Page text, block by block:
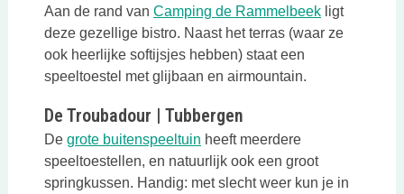
Aan de rand van Camping de RammelbeekDeze link
ligt
deze gezellige bistro. Naast het terras (waar ze
ook heerlijke softijsjes hebben) staat een
speeltoestel met glijbaan en airmountain.
De Troubadour | Tubbergen
De grote buitenspeeltuinDeze link opent in een nieuwe
heeft meerdere
speeltoestellen, en natuurlijk ook een groot
springkussen. Handig: met slecht weer kun je in